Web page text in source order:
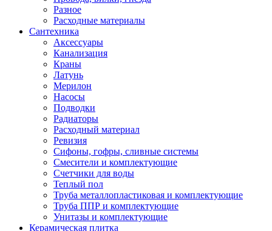
Разное
Расходные материалы
Сантехника
Аксессуары
Канализация
Краны
Латунь
Мерилон
Насосы
Подводки
Радиаторы
Расходный материал
Ревизия
Сифоны, гофры, сливные системы
Смесители и комплектующие
Счетчики для воды
Теплый пол
Труба металлопластиковая и комплектующие
Труба ППР и комплектующие
Унитазы и комплектующие
Керамическая плитка